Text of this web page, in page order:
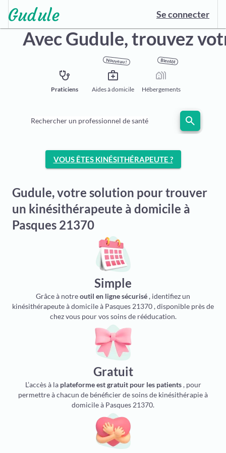
Se connecter
Avec Gudule,trouvez
stethoscope
Praticiens
Nouveau !
medical_services
Aides à domicile
Bientôt
holiday_village
Hébergements
Rechercher un professionnel de santé search
VOUS ÊTES KINÉSITHÉRAPEUTE ?
Gudule, votre solution pour trouver
un kinésithérapeute à domicile à
Pasques 21370
Simple
Grâce à notreoutil en ligne sécurisé, identifiez un
kinésithérapeute à domicile à Pasques 21370 , disponible près de
chez vous pour vos soins de rééducation.
Gratuit
L’accès à la plateforme est gratuit pour les patients, pour
permettre à chacun de bénéficier de soins de kinésithérapie à
domicile à Pasques 21370.